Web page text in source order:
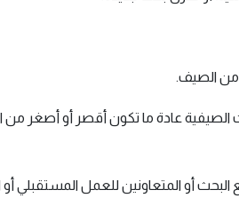
من الصيف.
عادة ما تكون أقصر أو أصغر من
أو المتعاونين للعمل المستقبلي